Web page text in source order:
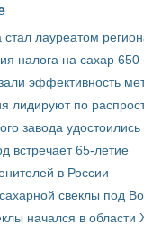
лауреатом
налога на сахар
эффективность
по
завода удостоились
встречает 65-летие
в России
свеклы под
начался в области